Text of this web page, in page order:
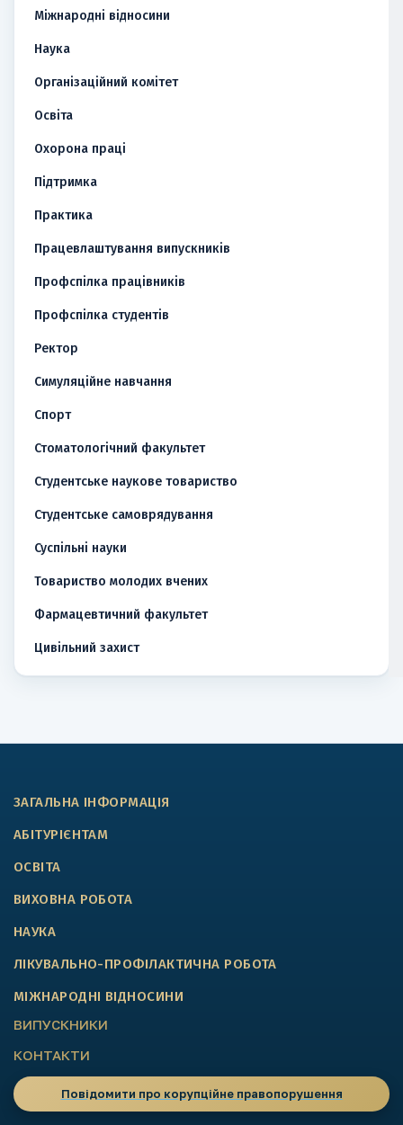
Міжнародні відносини
Наука
Організаційний комітет
Освіта
Охорона праці
Підтримка
Практика
Працевлаштування випускників
Профспілка працівників
Профспілка студентів
Ректор
Симуляційне навчання
Спорт
Стоматологічний факультет
Студентське наукове товариство
Студентське самоврядування
Суспільні науки
Товариство молодих вчених
Фармацевтичний факультет
Цивільний захист
ЗАГАЛЬНА ІНФОРМАЦІЯ
АБІТУРІЄНТАМ
ОСВІТА
ВИХОВНА РОБОТА
НАУКА
ЛІКУВАЛЬНО-ПРОФІЛАКТИЧНА РОБОТА
МІЖНАРОДНІ ВІДНОСИНИ
ВИПУСКНИКИ
КОНТАКТИ
Повідомити про корупційне правопорушення